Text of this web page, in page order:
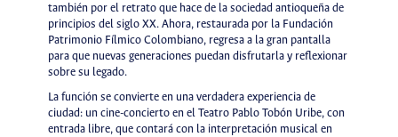
también por el retrato que hace de la sociedad antioqueña de
principios del siglo XX. Ahora, restaurada por la Fundación
Patrimonio Fílmico Colombiano, regresa a la gran pantalla
para que nuevas generaciones puedan disfrutarla y reflexionar
sobre su legado.
La función se convierte en una verdadera experiencia de
ciudad: un cine-concierto en el Teatro Pablo Tobón Uribe, con
entrada libre, que contará con la interpretación musical en